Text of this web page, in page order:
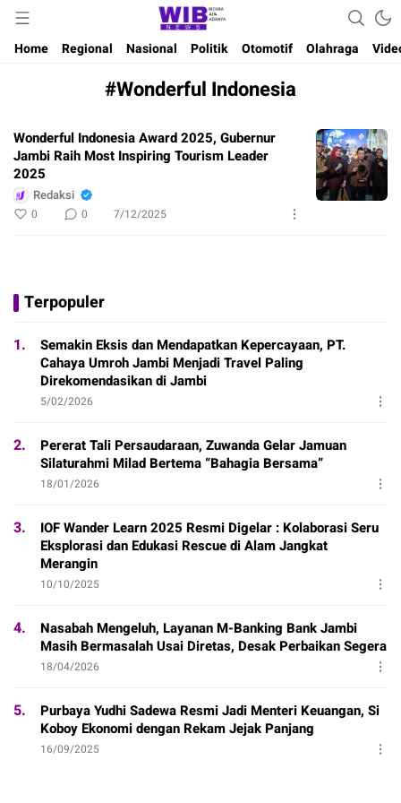
Wibnews
Waktu Indonesia Bicara
Home
Regional Nasional Politik Otomotif Olahraga
#Wonderful Indonesia
Wonderful Indonesia Award 2025, Gubernur
Jambi Raih Most Inspiring Tourism Leader
2025
Redaksi
0 0 7/12/2025
Terpopuler
1.
Semakin Eksis dan Mendapatkan Kepercayaan, PT.
Cahaya Umroh Jambi Menjadi Travel Paling
Direkomendasikan di Jambi
5/02/2026
2.
Pererat Tali Persaudaraan, Zuwanda Gelar Jamuan
Silaturahmi Milad Bertema “Bahagia Bersama”
18/01/2026
3.
IOF Wander Learn 2025 Resmi Digelar : Kolaborasi Seru
Eksplorasi dan Edukasi Rescue di Alam Jangkat
Merangin
10/10/2025
4.
Nasabah Mengeluh, Layanan M-Banking Bank Jambi
Masih Bermasalah Usai Diretas, Desak Perbaikan Segera
18/04/2026
5.
Purbaya Yudhi Sadewa Resmi Jadi Menteri Keuangan, Si
Koboy Ekonomi dengan Rekam Jejak Panjang
16/09/2025